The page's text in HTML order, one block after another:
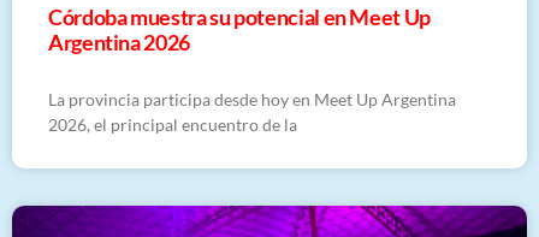
Córdoba muestra su potencial en Meet Up
Argentina 2026
La provincia participa desde hoy en Meet Up Argentina
2026, el principal encuentro de la